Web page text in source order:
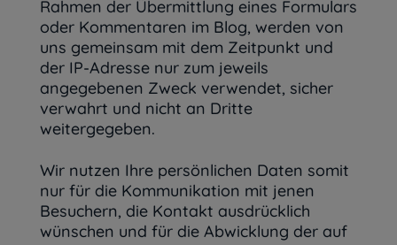
Rahmen der Übermittlung eines Formulars
oder Kommentaren im Blog, werden von
uns gemeinsam mit dem Zeitpunkt und
der IP-Adresse nur zum jeweils
angegebenen Zweck verwendet, sicher
verwahrt und nicht an Dritte
weitergegeben.
Wir nutzen Ihre persönlichen Daten somit
nur für die Kommunikation mit jenen
Besuchern, die Kontakt ausdrücklich
wünschen und für die Abwicklung der auf